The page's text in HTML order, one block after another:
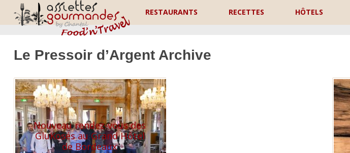
RESTAURANTS RECETTES HÔTELS
Le Pressoir d’Argent Archive
Nouveau rendez-vous des
GluKosés au Grand Hôtel
de Bordeaux